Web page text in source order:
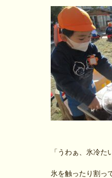
「うわぁ、氷冷
氷を触ったり割っ